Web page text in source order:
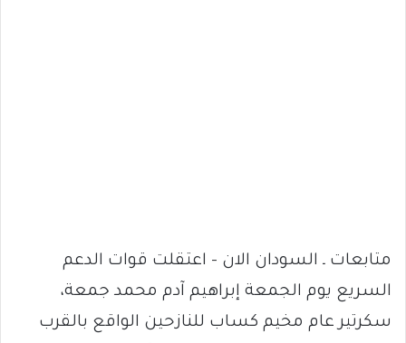
متابعات ـ السودان الان – اعتقلت قوات الدعم
السريع يوم الجمعة إبراهيم آدم محمد جمعة،
سكرتير عام مخيم كساب للنازحين الواقع بالقرب